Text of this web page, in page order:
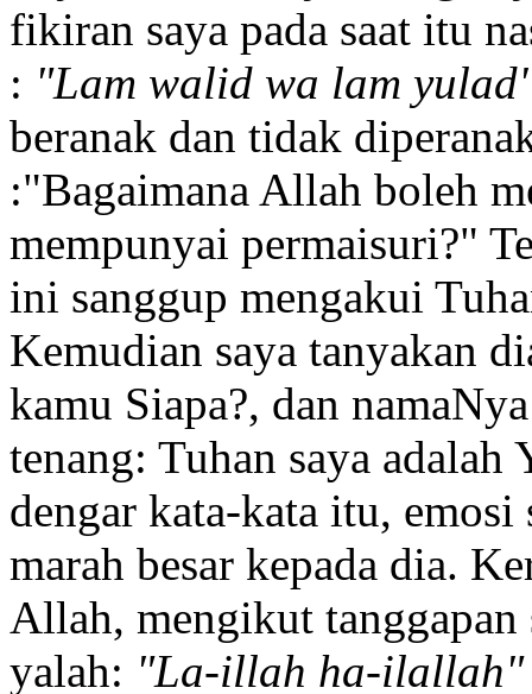
fikiran saya pada saat itu
: "Lam walid wa lam
beranak dan tidak
:"Bagaimana Allah boleh
mempunyai permaisuri?"
ini sanggup mengakui
Kemudian saya tanyakan
kamu Siapa?, dan
tenang: Tuhan saya adalah
dengar kata-kata itu, emosi
marah besar kepada dia.
Allah, mengikut tanggapan
yalah: "La-illah ha-ilallah"